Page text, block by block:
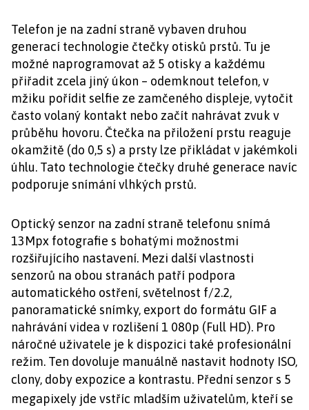
Telefon je na zadní straně vybaven druhou
generací technologie čtečky otisků prstů. Tu je
možné naprogramovat až 5 otisky a každému
přiřadit zcela jiný úkon – odemknout telefon, v
mžiku pořídit selfie ze zamčeného displeje, vytočit
často volaný kontakt nebo začít nahrávat zvuk v
průběhu hovoru. Čtečka na přiložení prstu reaguje
okamžitě (do 0,5 s) a prsty lze přikládat v jakémkoli
úhlu. Tato technologie čtečky druhé generace navíc
podporuje snímání vlhkých prstů.
Optický senzor na zadní straně telefonu snímá
13Mpx fotografie s bohatými možnostmi
rozšiřujícího nastavení. Mezi další vlastnosti
senzorů na obou stranách patří podpora
automatického ostření, světelnost f/2.2,
panoramatické snímky, export do formátu GIF a
nahrávání videa v rozlišení 1 080p (Full HD). Pro
náročné uživatele je k dispozici také profesionální
režim. Ten dovoluje manuálně nastavit hodnoty ISO,
clony, doby expozice a kontrastu. Přední senzor s 5
megapixely jde vstříc mladším uživatelům, kteří se